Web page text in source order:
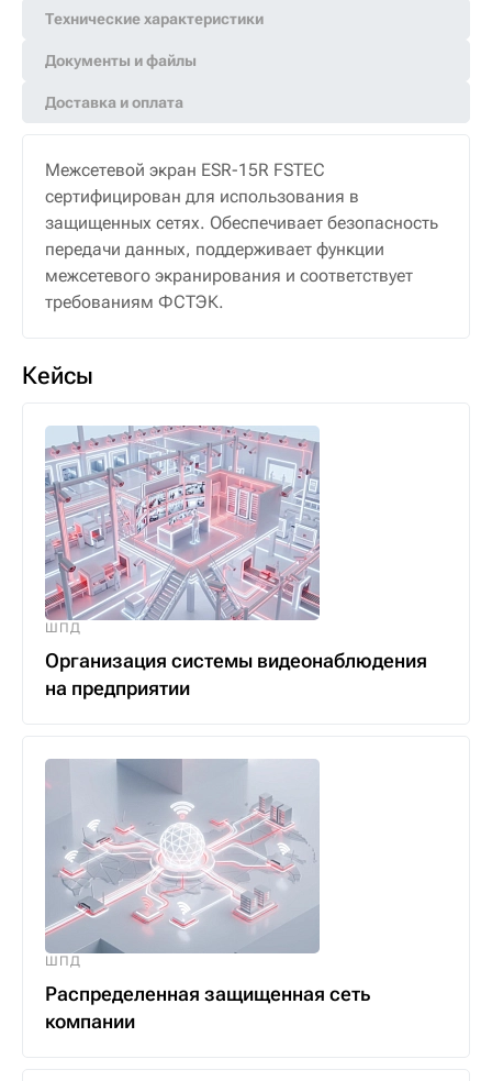
Технические характеристики
Документы и файлы
Доставка и оплата
Межсетевой экран ESR-15R FSTEC
сертифицирован для использования в
защищенных сетях. Обеспечивает безопасность
передачи данных, поддерживает функции
межсетевого экранирования и соответствует
требованиям ФСТЭК.
Кейсы
ШПД
Организация системы видеонаблюдения
на предприятии
ШПД
Распределенная защищенная сеть
компании